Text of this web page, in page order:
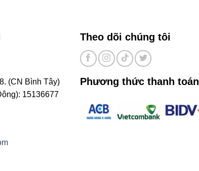
(CN Bình Tây)
15136677
Theo dõi chúng tôi
Phương thức thanh toán